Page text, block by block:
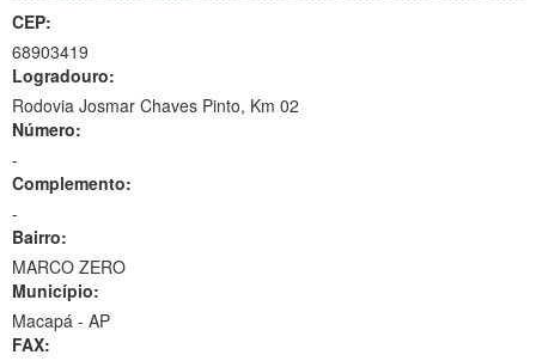
CEP:
68903419
Logradouro:
Rodovia Josmar Chaves Pinto, Km 02
Número:
-
Complemento:
-
Bairro:
MARCO ZERO
Município:
Macapá - AP
FAX: